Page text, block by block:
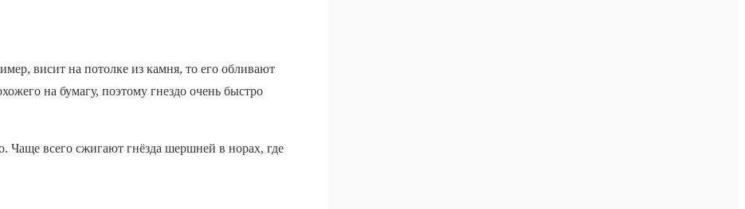
висит на потолке из камня, то его обливают
на бумагу, поэтому гнездо очень быстро
Чаще всего сжигают гнёзда шершней в норах, где